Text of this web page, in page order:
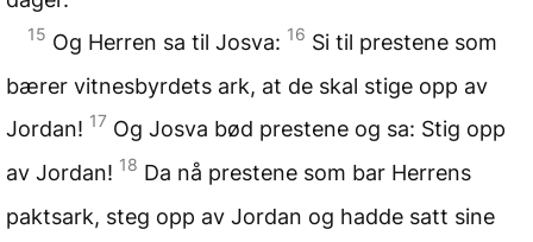
15 Og Herren sa til Josva: 16 Si til prestene som
bærer vitnesbyrdets ark, at de skal stige opp av
Jordan! 17 Og Josva bød prestene og sa: Stig opp
av Jordan! 18 Da nå prestene som bar Herrens
paktsark, steg opp av Jordan og hadde satt sine